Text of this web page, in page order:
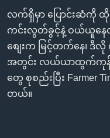
ကြည့်
ရန်
ရှာဖွေ
ရန်
နေရာ
သို့
ဘာသာစကားများ
လက်ရှိမှာ ပြောင်းဆံကို
ကင်းလွတ်ခွင့်နဲ့ ဝယ်ယူနေ
စျေးက မြင့်တက်နေ၊
အတွင်း လယ်ယာထွက်ကုန်
တွေ စုစည်းပြီး Farmer
တယ်။